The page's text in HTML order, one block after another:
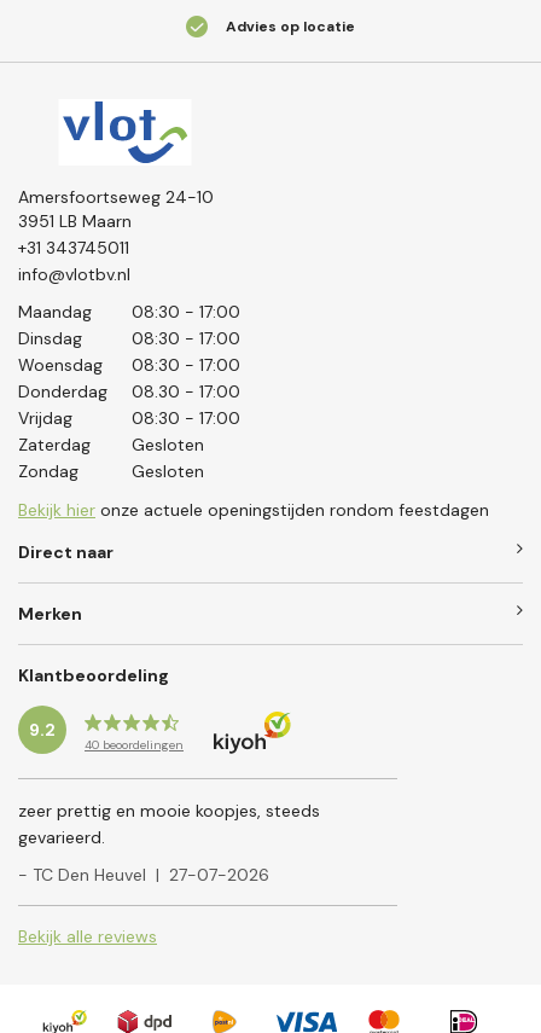
Advies op locatie
Amersfoortseweg 24-10
3951 LB Maarn
+31 343745011
info@vlotbv.nl
Maandag
08:30 - 17:00
Dinsdag
08:30 - 17:00
Woensdag
08:30 - 17:00
Donderdag
08.30 - 17:00
Vrijdag
08:30 - 17:00
Zaterdag
Gesloten
Zondag
Gesloten
Bekijk hier onze actuele openingstijden rondom feestdagen
Direct naar
Merken
Klantbeoordeling
9.2
40 beoordelingen
zeer prettig en mooie koopjes, steeds
gevarieerd.
- TC Den Heuvel | 27-07-2026
Bekijk alle reviews